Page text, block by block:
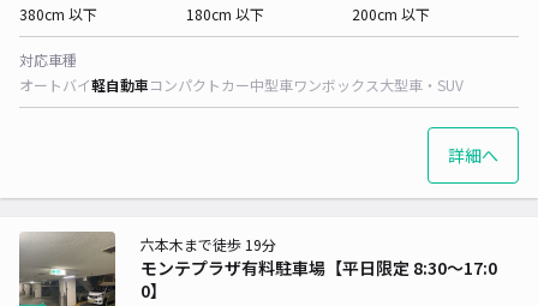
380cm 以下
180cm 以下
200cm 以下
対応車種
オートバイ軽自動車コンパクトカー中型車ワンボックス大型車・SUV
詳細へ
モンテプラザ有料駐車場【平日限定 8:30〜17:0
0】
六本木まで徒歩 19分